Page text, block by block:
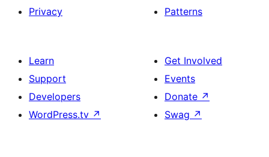
Privacy
Patterns
Learn
Support
Developers
WordPress.tv ↗
Get Involved
Events
Donate ↗
Swag ↗